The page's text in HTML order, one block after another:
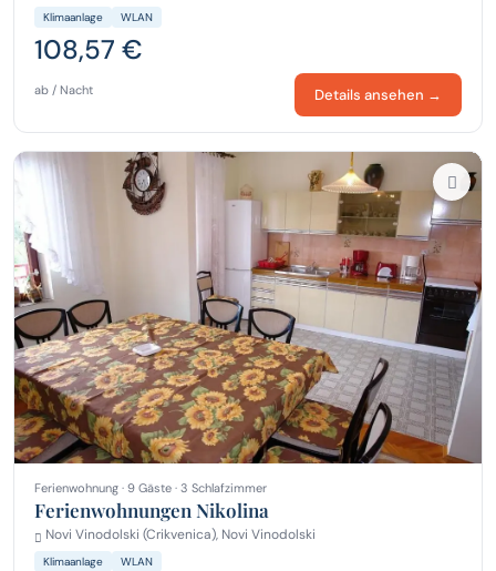
Klimaanlage WLAN
108,57 €
ab / Nacht Details ansehen →
Ferienwohnung · 9 Gäste · 3 Schlafzimmer
Ferienwohnungen Nikolina
Novi Vinodolski (Crikvenica), Novi Vinodolski
Klimaanlage WLAN